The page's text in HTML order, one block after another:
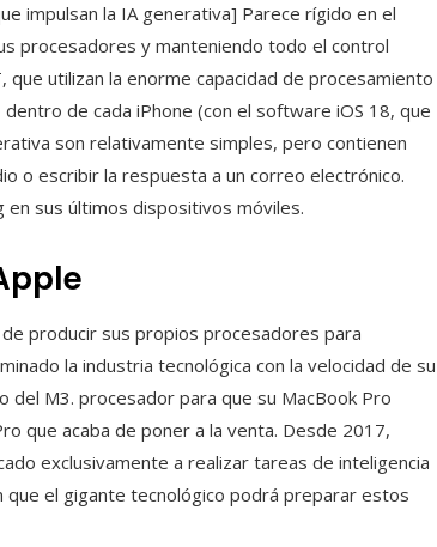
impulsan la IA generativa] Parece rígido en el
procesadores y manteniendo todo el control
utilizan la enorme capacidad de procesamiento
de cada iPhone (con el software iOS 18, que
son relativamente simples, pero contienen
o escribir la respuesta a un correo electrónico.
en sus últimos dispositivos móviles.
producir sus propios procesadores para
la industria tecnológica con la velocidad de su
del M3. procesador para que su MacBook Pro
que acaba de poner a la venta. Desde 2017,
exclusivamente a realizar tareas de inteligencia
que el gigante tecnológico podrá preparar estos